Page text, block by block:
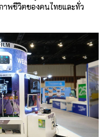
พชีวิตของคนไทยและทั่ว